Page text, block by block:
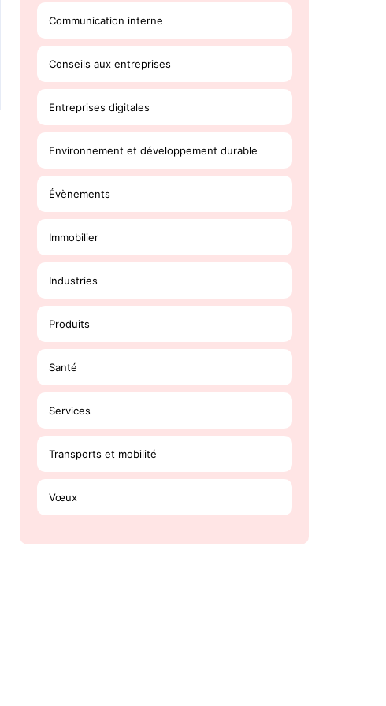
Communication interne
Conseils aux entreprises
Entreprises digitales
Environnement et développement durable
Évènements
Immobilier
Industries
Produits
Santé
Services
Transports et mobilité
Vœux